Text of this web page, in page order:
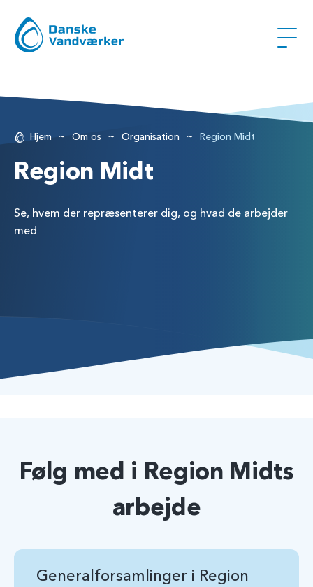
Hjem ~ Om os ~ Organisation ~ Region Midt
Region Midt
Se, hvem der repræsenterer dig, og hvad de arbejder
med
Følg med i Region Midts
arbejde
Generalforsamlinger i Region